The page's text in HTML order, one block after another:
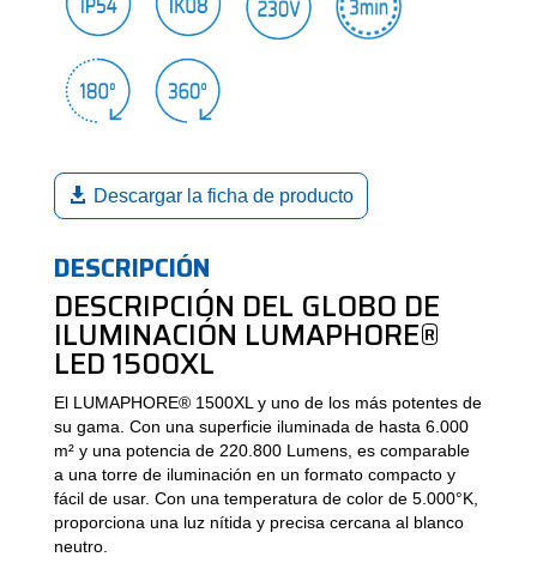
Descargar la ficha de producto
DESCRIPCIÓN
DESCRIPCIÓN DEL GLOBO DE
ILUMINACIÓN LUMAPHORE®
LED 1500XL
El LUMAPHORE® 1500XL y uno de los más potentes de
su gama. Con una superficie iluminada de hasta 6.000
m² y una potencia de 220.800 Lumens, es comparable
a una torre de iluminación en un formato compacto y
fácil de usar. Con una temperatura de color de 5.000°K,
proporciona una luz nítida y precisa cercana al blanco
neutro.